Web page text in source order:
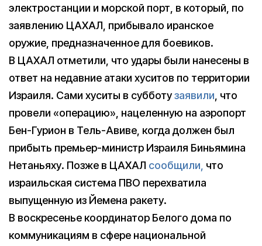
электростанции и морской порт, в который, по
заявлению ЦАХАЛ, прибывало иранское
оружие, предназначенное для боевиков.
В ЦАХАЛ отметили, что удары были нанесены в
ответ на недавние атаки хуситов по территории
Израиля. Сами хуситы в субботузаявили, что
провели «операцию», нацеленную на аэропорт
Бен-Гурион в Тель-Авиве, когда должен был
прибыть премьер-министр Израиля Биньямина
Нетаньяху. Позже в ЦАХАЛ сообщили, что
израильская система ПВО перехватила
выпущенную из Йемена ракету.
В воскресенье координатор Белого дома по
коммуникациям в сфере национальной